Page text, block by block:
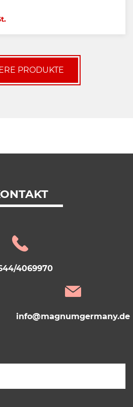
PRODUKTE
4069970
info@magnumgermany.de